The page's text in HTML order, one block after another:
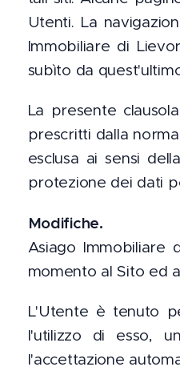
Utenti. La
Immobiliare di
subìto da
La presente
prescritti dalla
esclusa ai sensi
protezione dei dati
Modifiche.
Asiago Immobiliare
momento al Sito ed
L'Utente è tenuto
l'utilizzo di esso,
l'accettazione